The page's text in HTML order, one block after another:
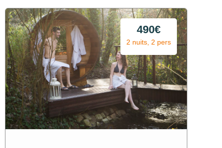
490€
2 nuits, 2 pers